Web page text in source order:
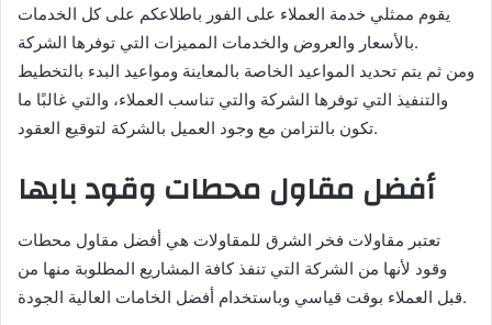
يقوم ممثلي خدمة العملاء على الفور باطلاعكم على كل الخدمات
بالأسعار والعروض والخدمات المميزات التي توفرها الشركة.
ومن ثم يتم تحديد المواعيد الخاصة بالمعاينة ومواعيد البدء بالتخطيط
والتنفيذ التي توفرها الشركة والتي تناسب العملاء، والتي غالبًا ما
تكون بالتزامن مع وجود العميل بالشركة لتوقيع العقود.
أفضل مقاول محطات وقود بابها
تعتبر مقاولات فخر الشرق للمقاولات هي أفضل مقاول محطات
وقود لأنها من الشركة التي تنفذ كافة المشاريع المطلوبة منها من
قبل العملاء بوقت قياسي وباستخدام أفضل الخامات العالية الجودة.